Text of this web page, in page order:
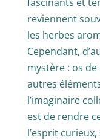
reviennent
les herbes
Cependant,
mystère : os
autres
l’imaginaire
est de rendre
l’esprit